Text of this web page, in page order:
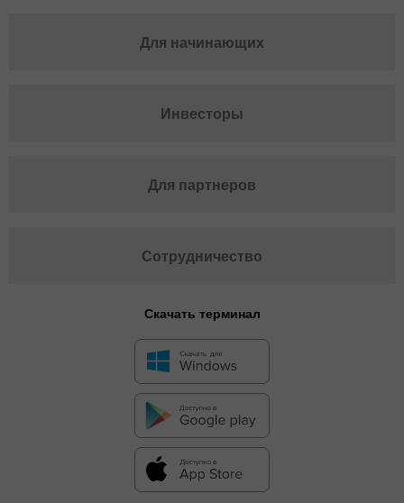
Для начинающих
Инвесторы
Для партнеров
Сотрудничество
Скачать терминал